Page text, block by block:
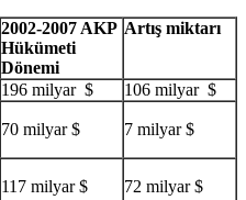
2002-2007 AKP
Hükümeti
Dönemi
Artış miktarı
196 milyar $
106 milyar $
70 milyar $ 7 milyar $
117 milyar $ 72 milyar $